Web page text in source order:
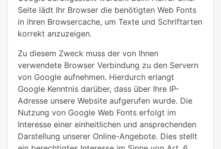
Seite lädt Ihr Browser die benötigten Web Fonts
in ihren Browsercache, um Texte und Schriftarten
korrekt anzuzeigen.
Zu diesem Zweck muss der von Ihnen
verwendete Browser Verbindung zu den Servern
von Google aufnehmen. Hierdurch erlangt
Google Kenntnis darüber, dass über Ihre IP-
Adresse unsere Website aufgerufen wurde. Die
Nutzung von Google Web Fonts erfolgt im
Interesse einer einheitlichen und ansprechenden
Darstellung unserer Online-Angebote. Dies stellt